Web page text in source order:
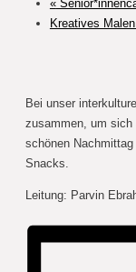
«
Kreatives Malen
Bei unser
zusammen, um sich
schönen
Snacks.
Leitung: Parvin